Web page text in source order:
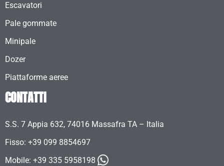
Escavatori
Pale gommate
Minipale
Dozer
Piattaforme aeree
CONTATTI
S.S. 7 Appia 632, 74016 Massafra TA – Italia
Fisso: +39 099 8854697
Mobile: +39 335 5958198